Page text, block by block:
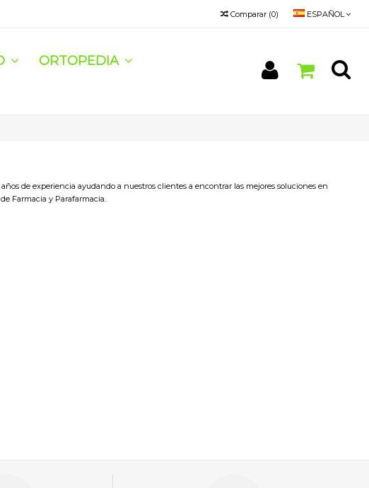
ESPAÑOL
Comparar (0)
ORTOPEDIA
de experiencia ayudando a nuestros clientes a encontrar las mejores soluciones en
Farmacia y Parafarmacia.